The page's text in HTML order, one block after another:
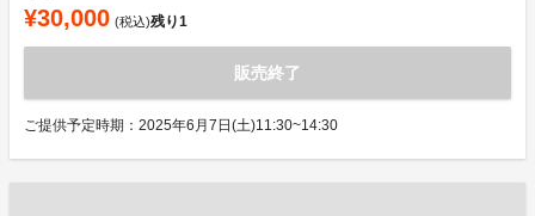
¥30,000 (税込)残り1
販売終了
ご提供予定時期：2025年6月7日(土)11:30~14:30